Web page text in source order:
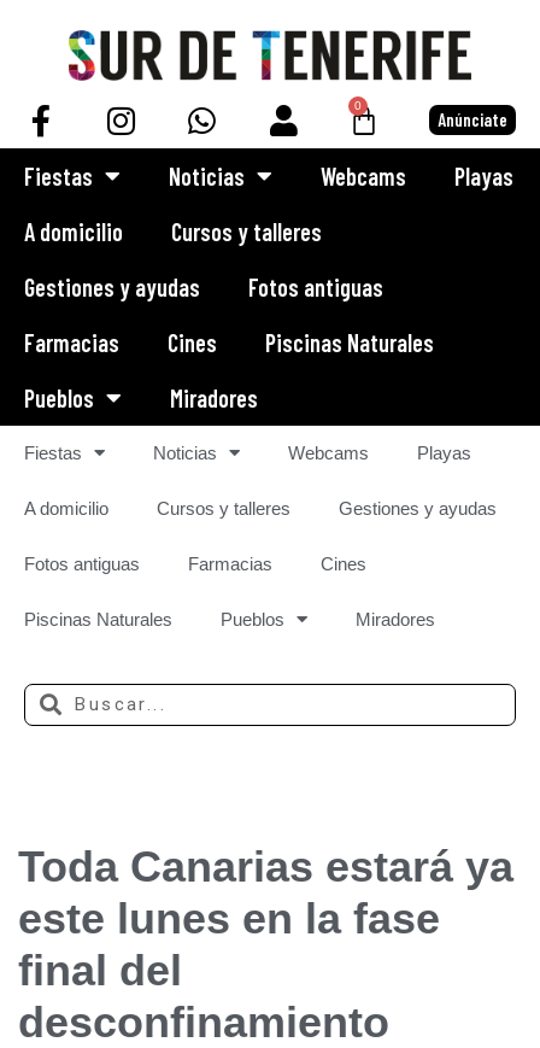
contenido
0
Anúnciate
Fiestas Noticias Webcams
Playas
A domicilio
Cursos y talleres
Gestiones y ayudas
Fotos antiguas
Farmacias
Cines
Piscinas Naturales
Pueblos
Miradores
Fiestas Noticias Webcams Playas
A domicilio Cursos y talleres Gestiones y ayudas
Fotos antiguas Farmacias Cines
Piscinas Naturales Pueblos Miradores
Toda Canarias estará ya
este lunes en la fase
final del
desconfinamiento